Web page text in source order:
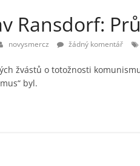
Ransdorf:
novysmercz žádný komentář
žvástů o totožnosti
byl.